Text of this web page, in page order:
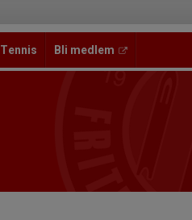
Tennis Bli medlem